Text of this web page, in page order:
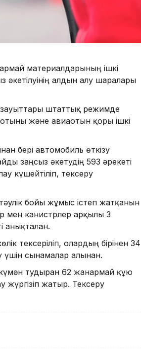
материалдарының ішкі
әкетілуінің алдын алу шаралары
зауыттары штаттық режимде
және авиаотын қоры ішкі
бері автомобиль өткізу
заңсыз әкетудің 593 әрекеті
күшейтіліп, тексеру
бойы жұмыс істеп жатқанын
мен канистрлер арқылы 3
тексеріліп, олардың бірінен 34
сынамалар алынған.
тудырған 62 жанармай құю
жүргізіп жатыр. Тексеру